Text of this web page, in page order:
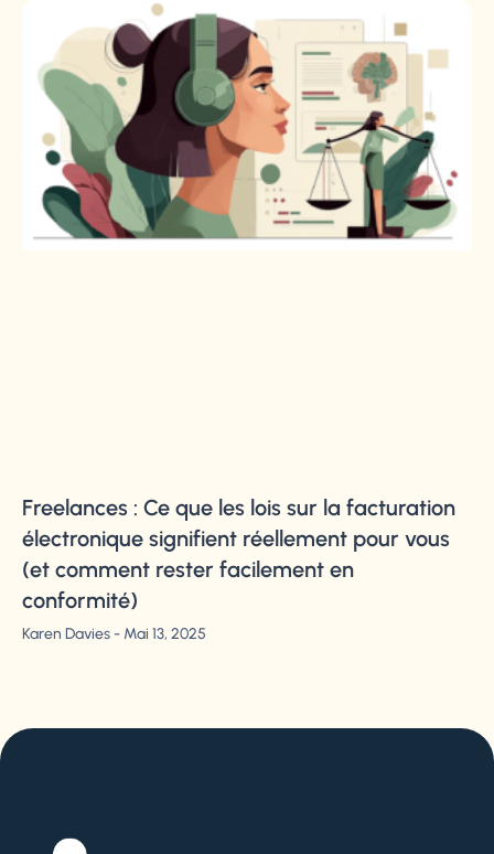
Freelances : Ce que les lois sur la facturation
électronique signifient réellement pour vous
(et comment rester facilement en
conformité)
Karen Davies Mai 13, 2025